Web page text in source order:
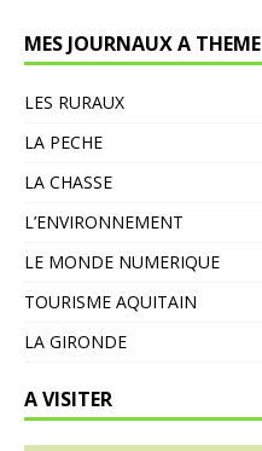
MES JOURNAUX A THEME
LES RURAUX
LA PECHE
LA CHASSE
L’ENVIRONNEMENT
LE MONDE NUMERIQUE
TOURISME AQUITAIN
LA GIRONDE
A VISITER